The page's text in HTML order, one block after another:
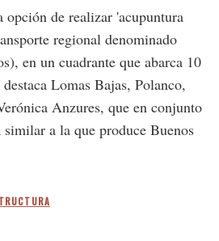
de realizar 'acupuntura
regional denominado
en un cuadrante que abarca 10
Lomas Bajas, Polanco,
Anzures, que en conjunto
similar a la que produce Buenos